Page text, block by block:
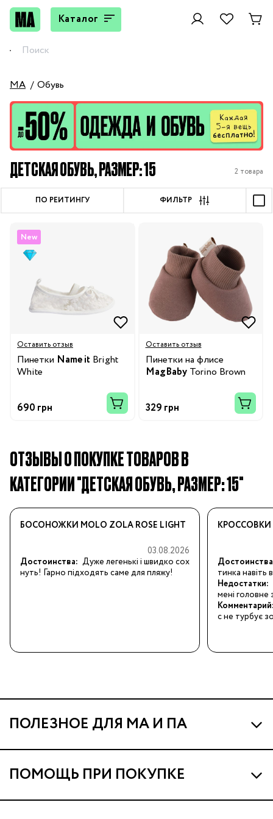
Каталог
MA Обувь
ДЕТСКАЯ ОБУВЬ, РАЗМЕР: 15 2 товара
ПО РЕЙТИНГУ ФИЛЬТР
New
Оставить отзыв
Пинетки Name it Bright
White
690 грн
Оставить отзыв
Пинетки на флисе
MagBabyTorino Brown
329 грн
ОТЗЫВЫ О ПОКУПКЕ ТОВАРОВ В
КАТЕГОРИИ "ДЕТСКАЯ ОБУВЬ, РАЗМЕР: 15"
БОСОНОЖКИ MOLO ZOLA ROSE LIGHT
03.08.2026
Достоинства: Дуже легенькі і швидко сох
нуть! Гарно підходять саме для пляжу!
КРОССОВКИ
тинка навіть
Недостатки:
мені головне
с не турбує
ПОЛЕЗНОЕ ДЛЯ МА И ПА
Про МА и Маминых Ассистентов
Программа Ма Кешбэк
Ма Клуб
ПОМОЩЬ ПРИ ПОКУПКЕ
Наши магазины